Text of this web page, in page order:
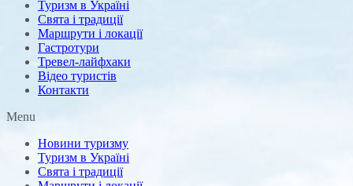
Туризм в Україні
Свята і традиції
Маршрути і локації
Гастротури
Тревел-лайфхаки
Відео туристів
Контакти
Menu
Новини туризму
Туризм в Україні
Свята і традиції